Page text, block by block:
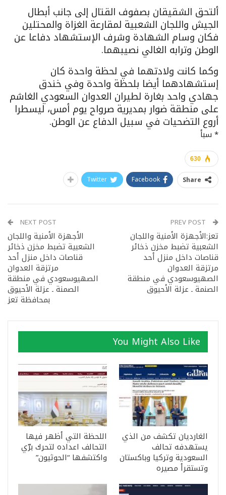
ألتحق الشقيقان بصفوف القتال إلى جانب أبطال
الجيش واللجان الشعبية لمقارعة الغزاة والمحتلين
فكان وسام الشهادة وشرف الإستشهاد دفاعا عن
الوطن وترابه الغالي نصيبهما.
وكما كانت ولادتهما في لحظة واحدة كان
إستشهادهما أيضا بلحظة واحدة وفي خندق
جهادي واحد بغارة لطيران العدوان السعودي الغاشم
على منطقة ضوار بمديرية صرواح يوم أمس، ليسطرا
أروع التضحيات في سبيل الدفاع عن الوطن.
* سبأ
630
Share
Facebook
Twitter
تعز:الأجهزة الأمنية واللجان
الشعبية تضبط مخزن ذخائر
قناصات داخل منزل أحد
مرتزقة العدوان
الصهيوسعودي في منطقة
الصنمة ـ عزلة الأحيوق
NEXT POST
الأجهزة الأمنية واللجان
الشعبية تضبط مخزن ذخائر
قناصات داخل منزل أحد
مرتزقة العدوان
الصهيوسعودي في منطقة
الصمنة ـ عزلة الأحيوق
بمحافظة تعز
You Might Also Like
الغارديان تكشف من الذي
يستهدفه تحالف
السعودية وتركيا وباكستان
وتستقرأ مصيره
اللحظة التي أظهر فيها
التحالف اعداده لتحرك برّي
واكتشفها “الحوثيون”